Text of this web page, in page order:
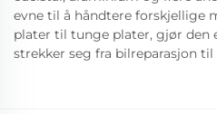
evne til å håndtere forskjellige
plater til tunge plater, gjør den
strekker seg fra bilreparasjon